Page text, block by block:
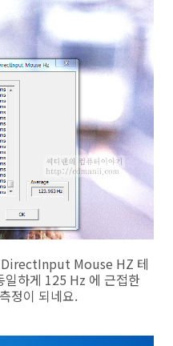
Mouse HZ 테
일하게 125 Hz 에 근접한
정이 되네요.